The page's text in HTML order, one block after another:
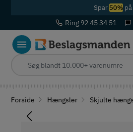
Spar 50%på
Ring 92 45 34 51
Forside Hængsler Skjulte